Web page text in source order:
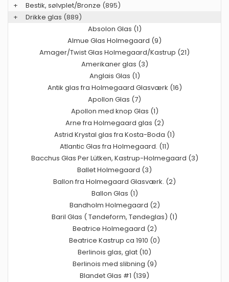
+
Bestik, sølvplet/Bronze (895)
+
Drikke glas (889)
Absolon Glas (1)
Almue Glas Holmegaard (9)
Amager/Twist Glas Holmegaard/Kastrup (21)
Amerikaner glas (3)
Anglais Glas (1)
Antik glas fra Holmegaard Glasværk (16)
Apollon Glas (7)
Apollon med knop Glas (1)
Arne fra Holmegaard glas (2)
Astrid Krystal glas fra Kosta-Boda (1)
Atlantic Glas fra Holmegaard. (11)
Bacchus Glas Per Lütken, Kastrup-Holmegaard (3)
Ballet Holmegaard (3)
Ballon fra Holmegaard Glasværk. (2)
Ballon Glas (1)
Bandholm Holmegaard (2)
Baril Glas ( Tøndeform, Tøndeglas) (1)
Beatrice Holmegaard (2)
Beatrice Kastrup ca 1910 (0)
Berlinois glas, glat (10)
Berlinois med slibning (9)
Blandet Glas #1 (139)